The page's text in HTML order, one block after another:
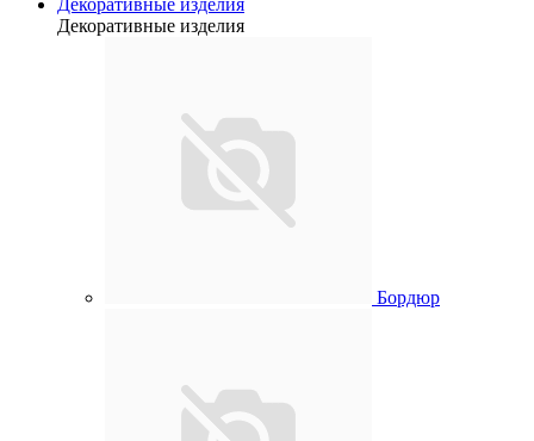
Декоративные изделия
Декоративные изделия
Бордюр